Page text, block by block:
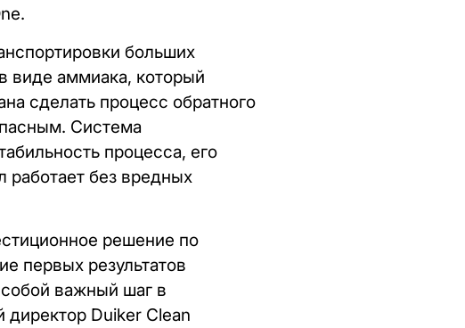
больших
виде аммиака, который
сделать процесс обратного
Система
процесса, его
работает без вредных
решение по
первых результатов
важный шаг в
Duiker Clean